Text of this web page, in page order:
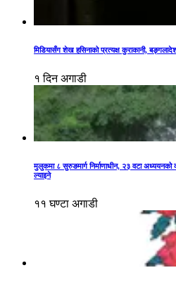
मिडियासँग शेख हसिनाको प्रत्यक्ष कुराकानी,
१ दिन अगाडी
मुलुकमा ८ सुरुङमार्ग निर्माणाधीन, २३ वटा अध्ययनको
ल्याइने
११ घण्टा अगाडी